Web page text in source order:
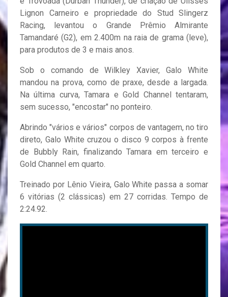
Lignon Carneiro e propriedade do Stud Slingerz
Racing, levantou o Grande Prêmio Almirante
Tamandaré (G2), em 2.400m na raia de grama (leve),
para produtos de 3 e mais anos.
Sob o comando de Wilkley Xavier, Galo White
mandou na prova, como de praxe, desde a largada.
Na última curva, Tamara e Gold Channel tentaram,
sem sucesso, "encostar" no ponteiro.
Abrindo "vários e vários" corpos de vantagem, no tiro
direto, Galo White cruzou o disco 9 corpos à frente
de Bubbly Rain, finalizando Tamara em terceiro e
Gold Channel em quarto.
Treinado por Lênio Vieira, Galo White passa a somar
6 vitórias (2 clássicas) em 27 corridas. Tempo de
2:24.92.